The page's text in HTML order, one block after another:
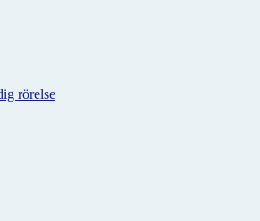
rörelse